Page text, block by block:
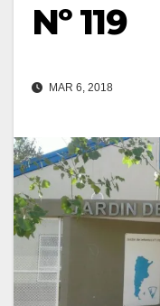
Nº 119
MAR 6, 2018